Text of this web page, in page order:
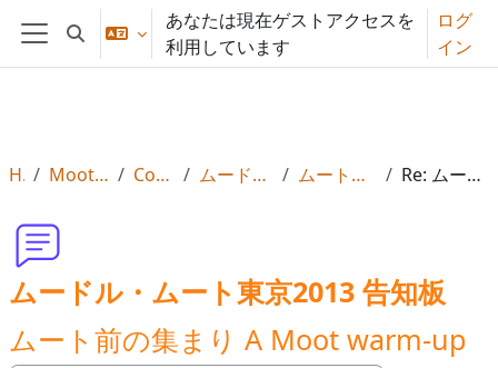
メインコンテンツへスキップする
サイドパネル
検索入力に切り替える
あなたは現在ゲストアクセスを
利用しています
ログ
イン
Home Moot2013 Info, Reg & Subs Conference Forums ムードル・ムート東京2013 告知板 ムート前の集まり A Moot warm-up Re: ムート前の集まり A Moot warm-up
ムードル・ムート東京2013 告知板
ムート前の集まり A Moot warm-up